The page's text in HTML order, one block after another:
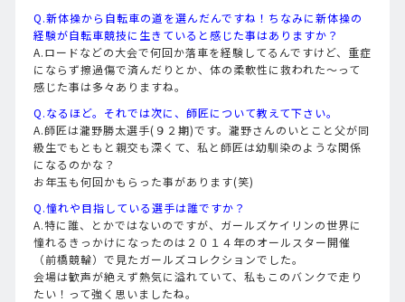
Q.新体操から自転車の道を選んだんですね！ちなみに新体操の
経験が自転車競技に生きていると感じた事はありますか？
A.ロードなどの大会で何回か落車を経験してるんですけど、重症
にならず擦過傷で済んだりとか、体の柔軟性に救われた～って
感じた事は多々ありますね。
Q.なるほど。それでは次に、師匠について教えて下さい。
A.師匠は瀧野勝太選手(９２期)です。瀧野さんのいとこと父が同
級生でもともと親交も深くて、私と師匠は幼馴染のような関係
になるのかな？
お年玉も何回かもらった事があります(笑)
Q.憧れや目指している選手は誰ですか？
A.特に誰、とかではないのですが、ガールズケイリンの世界に
憧れるきっかけになったのは２０１４年のオールスター開催
（前橋競輪）で見たガールズコレクションでした。
会場は歓声が絶えず熱気に溢れていて、私もこのバンクで走り
たい！って強く思いましたね。